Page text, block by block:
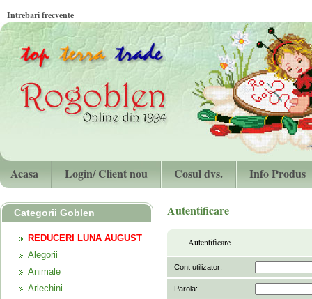
Intrebari frecvente
Acasa Login/ Client nou Cosul dvs. Info Produs
Categorii Goblen
REDUCERI LUNA AUGUST
Alegorii
Animale
Arlechini
Autentificare
Autentificare
Cont utilizator:
Parola: